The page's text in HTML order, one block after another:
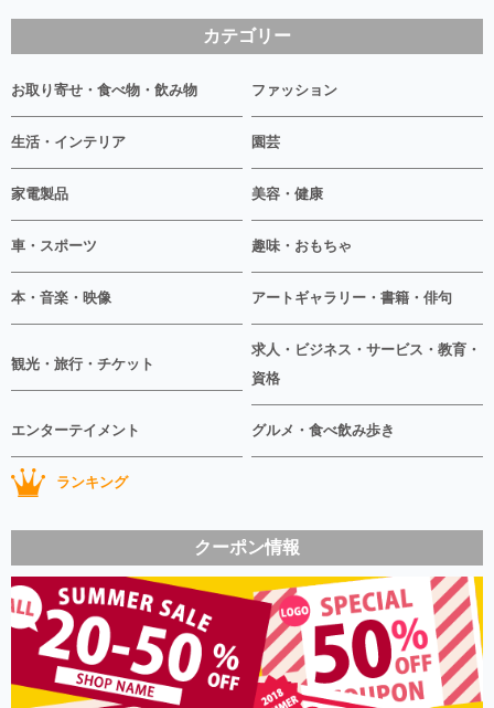
カテゴリー
お取り寄せ・食べ物・飲み物 ファッション
生活・インテリア 園芸
家電製品 美容・健康
車・スポーツ 趣味・おもちゃ
本・音楽・映像 アートギャラリー・書籍・俳句
観光・旅行・チケット
求人・ビジネス・サービス・教育・
資格
エンターテイメント グルメ・食べ飲み歩き
ランキング
クーポン情報